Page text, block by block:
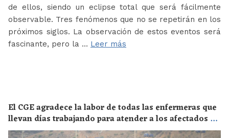
de ellos, siendo un eclipse total que será fácilmente
observable. Tres fenómenos que no se repetirán en los
próximos siglos. La observación de estos eventos será
fascinante, pero la … Leer más
El CGE agradece la labor de todas las enfermeras que
llevan días trabajando para atender a los afectados de
la crisis migratoria de Ceuta